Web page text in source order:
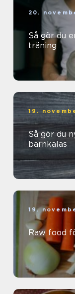
20.
Så gör du
träning
19.
Så gör du
barnkalas
19.
Raw food